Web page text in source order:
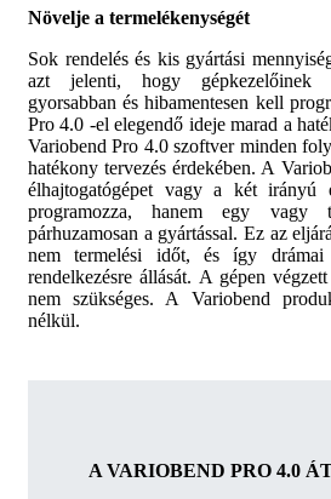
Növelje a termelékenységét
Sok rendelés és kis gyártási
azt jelenti, hogy gépkezelőinek
gyorsabban és hibamentesen kell
Pro 4.0 -el elegendő ideje marad a
Variobend Pro 4.0 szoftver minden
hatékony tervezés érdekében. A
élhajtogatógépet vagy a két irányú
programozza, hanem egy vagy
párhuzamosan a gyártással. Ez az
nem termelési időt, és így
rendelkezésre állását. A gépen
nem szükséges. A Variobend
nélkül.
A VARIOBEND PRO 4.0